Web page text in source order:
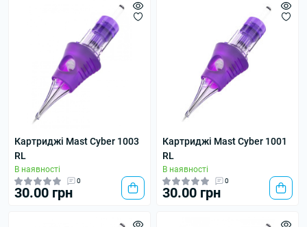
Картриджі Mast Cyber 1003
RL
В наявності
0
30.00 грн
Картриджі Mast Cyber 1001
RL
В наявності
0
30.00 грн